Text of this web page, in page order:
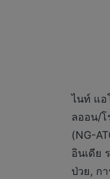
ไนท์ แอ
ลออน/โ
(NG-
อินเดีย
ป่วย, ก